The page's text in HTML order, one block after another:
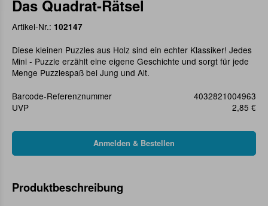
Das Quadrat-Rätsel
Artikel-Nr.: 102147
Diese kleinen Puzzles aus Holz sind ein echter Klassiker! Jedes
Mini - Puzzle erzählt eine eigene Geschichte und sorgt für jede
Menge Puzzlespaß bei Jung und Alt.
Barcode-Referenznummer
4032821004963
UVP
2,85 €
Produktbeschreibung